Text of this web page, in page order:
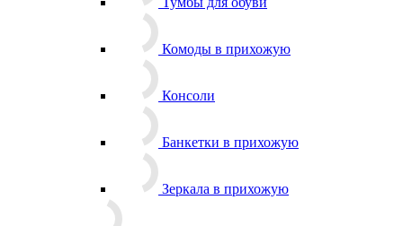
Комоды в прихожую
Консоли
Банкетки в прихожую
Зеркала в прихожую